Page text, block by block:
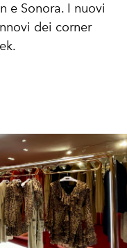
e Sonora. I nuovi
dei corner